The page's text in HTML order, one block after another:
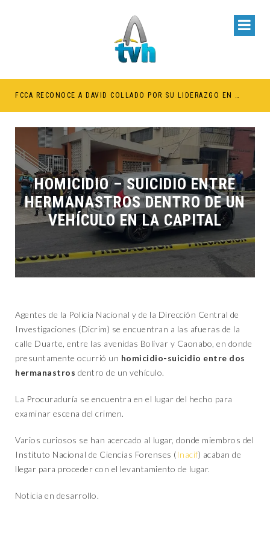
FCCA RECONOCE A DAVID COLLADO POR SU LIDERAZGO EN EL CRECIMIENTO DE LA INDUSTRIA DE CRUCEROS EN RD
HOMICIDIO – SUICIDIO ENTRE
HERMANASTROS DENTRO DE UN
VEHÍCULO EN LA CAPITAL
Agentes de la Policía Nacional y de la Dirección Central de
Investigaciones (Dicrim) se encuentran a las afueras de la
calle Duarte, entre las avenidas Bolívar y Caonabo, en donde
presuntamente ocurrió un homicidio-suicidio entre dos
hermanastros dentro de un vehículo.
La Procuraduría se encuentra en el lugar del hecho para
examinar escena del crimen.
Varios curiosos se han acercado al lugar, donde miembros del
Instituto Nacional de Ciencias Forenses (Inacif) acaban de
llegar para proceder con el levantamiento de lugar.
Noticia en desarrollo.